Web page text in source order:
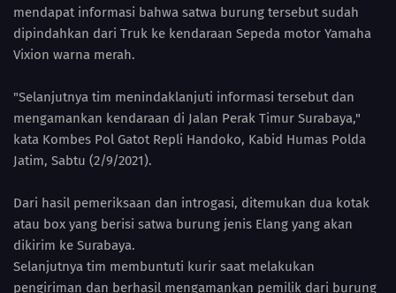
mendapat informasi bahwa satwa burung tersebut sudah
dipindahkan dari Truk ke kendaraan Sepeda motor Yamaha
Vixion warna merah.
"Selanjutnya tim menindaklanjuti informasi tersebut dan
mengamankan kendaraan di Jalan Perak Timur Surabaya,"
kata Kombes Pol Gatot Repli Handoko, Kabid Humas Polda
Jatim, Sabtu (2/9/2021).
Dari hasil pemeriksaan dan introgasi, ditemukan dua kotak
atau box yang berisi satwa burung jenis Elang yang akan
dikirim ke Surabaya.
Selanjutnya tim membuntuti kurir saat melakukan
pengiriman dan berhasil mengamankan pemilik dari burung